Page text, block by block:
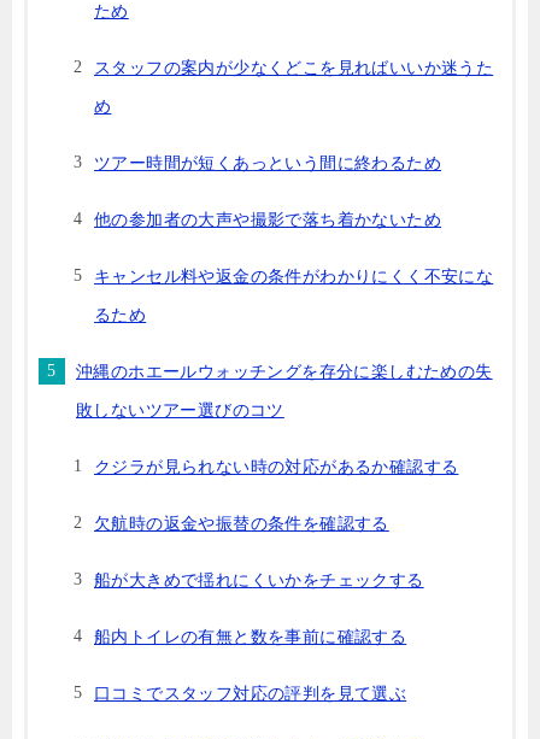
ため
スタッフの案内が少なくどこを見ればいいか迷うた
め
ツアー時間が短くあっという間に終わるため
他の参加者の大声や撮影で落ち着かないため
キャンセル料や返金の条件がわかりにくく不安にな
るため
沖縄のホエールウォッチングを存分に楽しむための失
敗しないツアー選びのコツ
クジラが見られない時の対応があるか確認する
欠航時の返金や振替の条件を確認する
船が大きめで揺れにくいかをチェックする
船内トイレの有無と数を事前に確認する
口コミでスタッフ対応の評判を見て選ぶ